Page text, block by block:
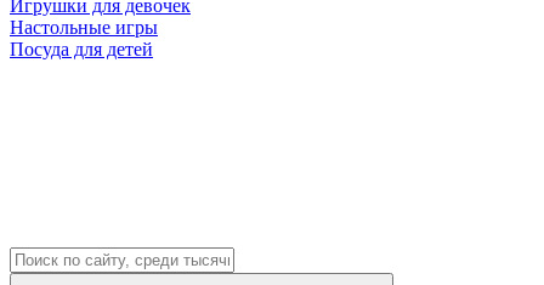
Игрушки для девочек
Настольные игры
Посуда для детей